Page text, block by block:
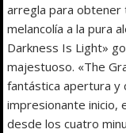
arregla para
melancolía a la pura
Darkness Is Light»
majestuoso. «The
fantástica apertura y
impresionante inicio,
desde los cuatro